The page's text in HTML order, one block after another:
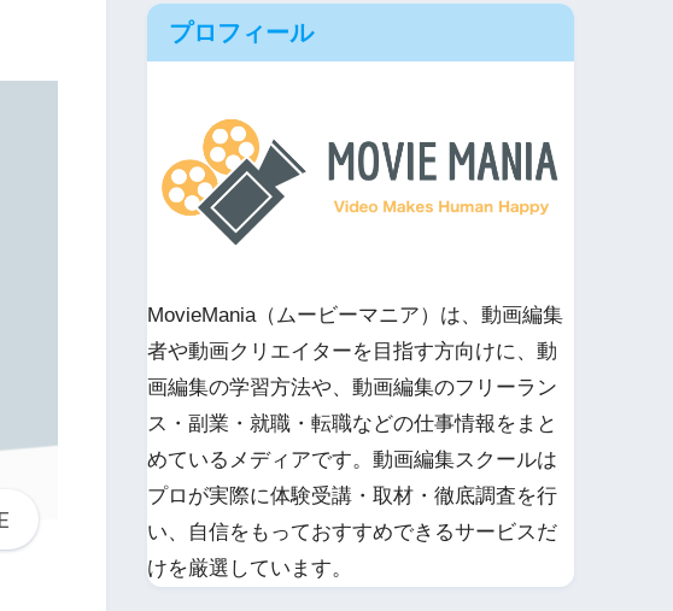
プロフィール
MovieMania（ムービーマニア）は、動画編集
者や動画クリエイターを目指す方向けに、動
画編集の学習方法や、動画編集のフリーラン
ス・副業・就職・転職などの仕事情報をまと
めているメディアです。動画編集スクールは
プロが実際に体験受講・取材・徹底調査を行
い、自信をもっておすすめできるサービスだ
けを厳選しています。